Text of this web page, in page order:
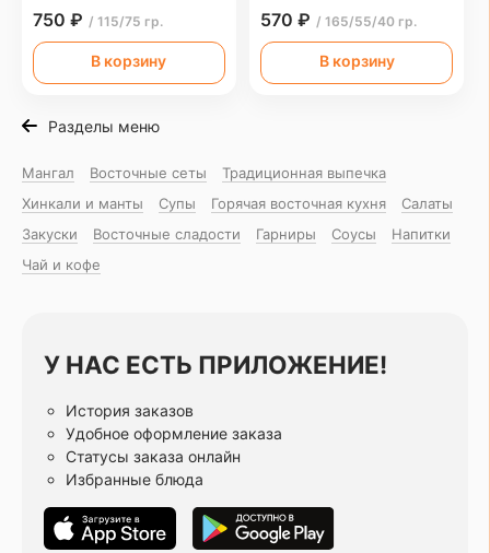
750 ₽ / 115/75 гр.
В корзину
570 ₽ / 165/55/40 гр.
В корзину
Разделы меню
Мангал Восточные сеты
Традиционная выпечка
Хинкали и манты
Супы Горячая восточная куxня
Салаты
Закуски
Восточные сладости Гарниры Соусы
Напитки
Чай и кофе
У НАС ЕСТЬ ПРИЛОЖЕНИЕ!
История заказов
Удобное оформление заказа
Статусы заказа онлайн
Избранные блюда